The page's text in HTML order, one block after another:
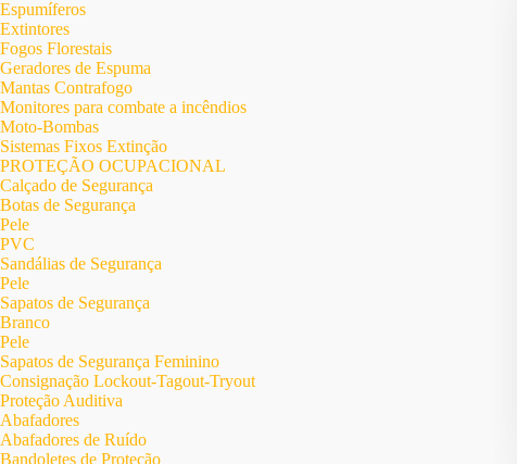
Espumíferos
Extintores
Fogos Florestais
Geradores de Espuma
Mantas Contrafogo
Monitores para combate a incêndios
Moto-Bombas
Sistemas Fixos Extinção
PROTEÇÃO OCUPACIONAL
Calçado de Segurança
Botas de Segurança
Pele
PVC
Sandálias de Segurança
Pele
Sapatos de Segurança
Branco
Pele
Sapatos de Segurança Feminino
Consignação Lockout-Tagout-Tryout
Proteção Auditiva
Abafadores
Abafadores de Ruído
Bandoletes de Proteção